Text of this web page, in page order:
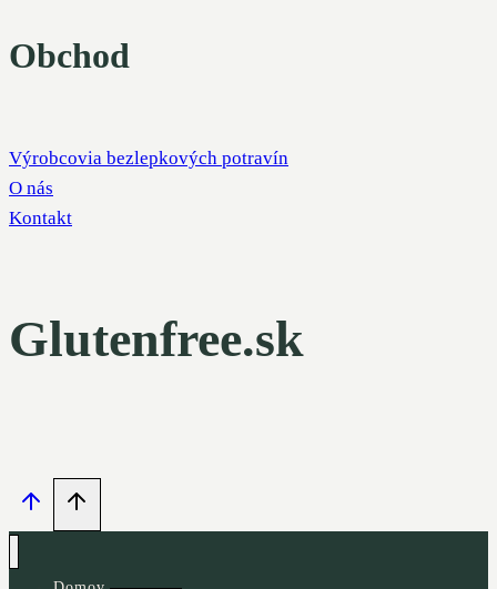
Obchod
Výrobcovia bezlepkových potravín
O nás
Kontakt
Glutenfree.sk